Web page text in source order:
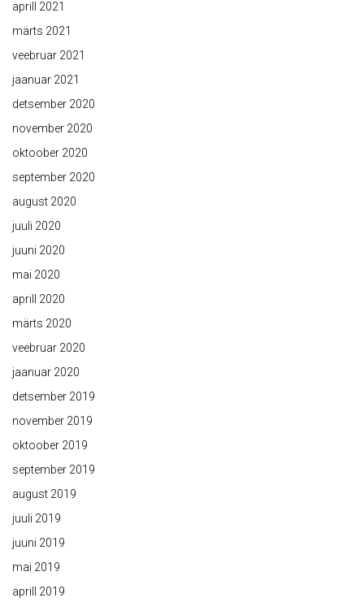
aprill 2021
märts 2021
veebruar 2021
jaanuar 2021
detsember 2020
november 2020
oktoober 2020
september 2020
august 2020
juuli 2020
juuni 2020
mai 2020
aprill 2020
märts 2020
veebruar 2020
jaanuar 2020
detsember 2019
november 2019
oktoober 2019
september 2019
august 2019
juuli 2019
juuni 2019
mai 2019
aprill 2019